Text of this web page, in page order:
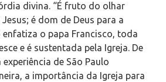
divina. “É fruto do olhar
é dom de Deus para a
enfatiza o papa Francisco, toda
e é sustentada pela Igreja. De
de São Paulo
a importância da Igreja para